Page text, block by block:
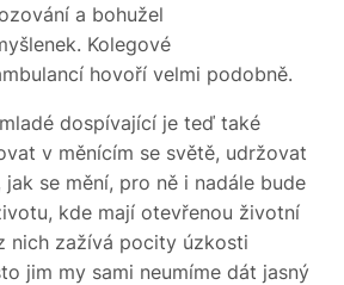
a bohužel
Kolegové
hovoří velmi podobně.
dospívající je teď také
v měnícím se světě, udržovat
se mění, pro ně i nadále bude
kde mají otevřenou životní
nich zažívá pocity úzkosti
jim my sami neumíme dát jasný